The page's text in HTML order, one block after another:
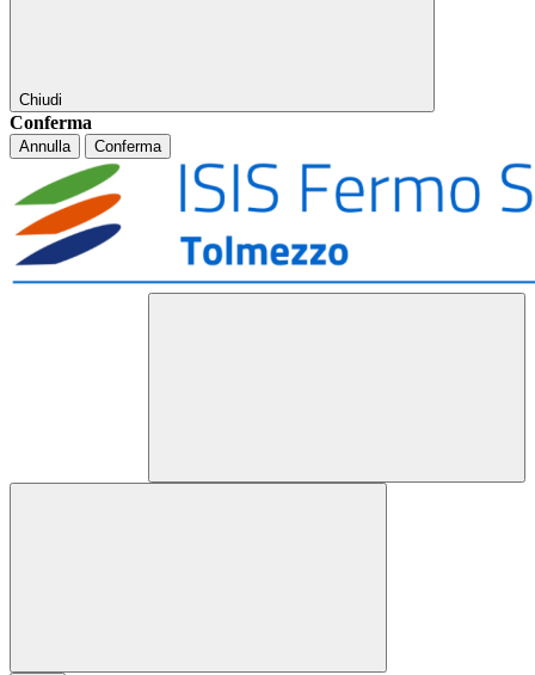
Chiudi
Conferma
Annulla Conferma